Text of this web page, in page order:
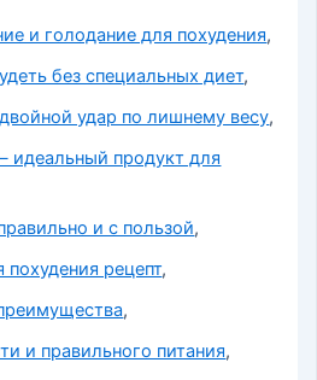
и голодание для похудения,
без специальных диет,
удар по лишнему весу,
идеальный продукт для
и с пользой,
рецепт,
,
и правильного питания,